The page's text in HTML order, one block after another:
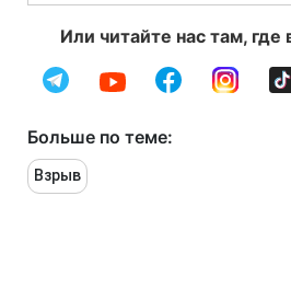
Или читайте нас там, где
Больше по теме:
Взрыв